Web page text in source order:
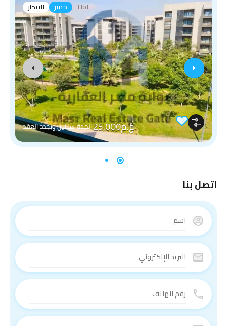
للايجار مميز Hot
ج.م25,000 المدة سنتين ويجدد العقد
اتصل بنا